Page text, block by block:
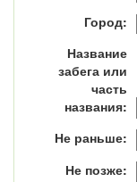
Город:
Название
забега или
часть
названия:
Не раньше:
Не позже: